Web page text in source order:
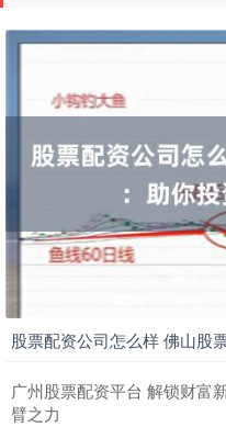
股票配资公司怎么样 佛山股
广州股票配资平台 解锁财富
臂之力